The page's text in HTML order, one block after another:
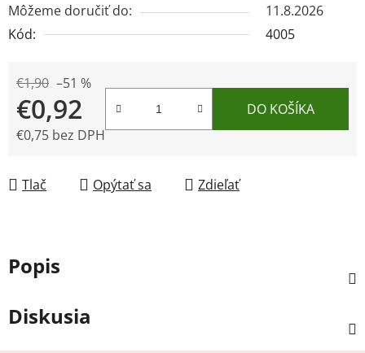
Môžeme doručiť do:
11.8.2026
Kód:
4005
€1,90 –51 %
€0,92
€0,75 bez DPH
DO KOŠÍKA
Tlač Opýtať sa Zdieľať
Popis
Diskusia